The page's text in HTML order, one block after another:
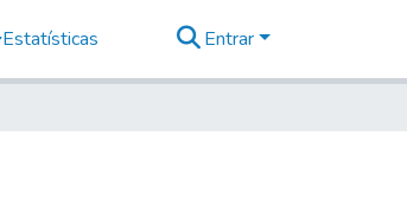
Estatísticas Entrar